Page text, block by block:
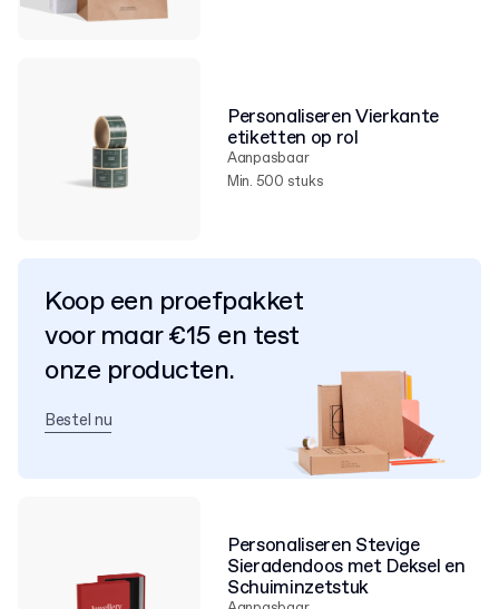
Personaliseren Vierkante
etiketten op rol
Aanpasbaar
Min. 500 stuks
Personaliseren Stevige
Sieradendoos met Deksel en
Schuiminzetstuk
Koop een proefpakket
voor maar €15 en test
onze producten.
Bestel nu